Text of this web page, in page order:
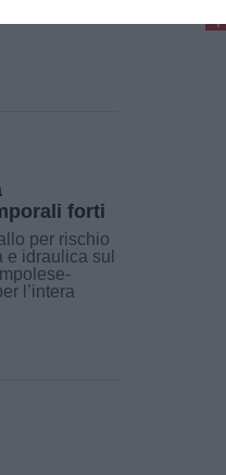
forti
per rischio
idraulica sul
l’intera